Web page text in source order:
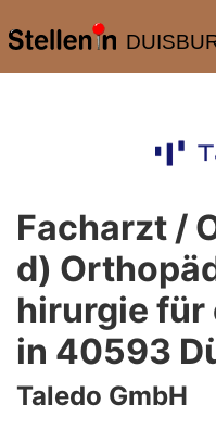
Facharzt /
d)
hirurgie
in 40593
Taledo GmbH